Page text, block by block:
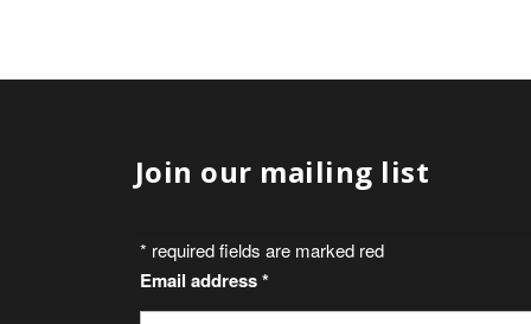
Join our mailing list